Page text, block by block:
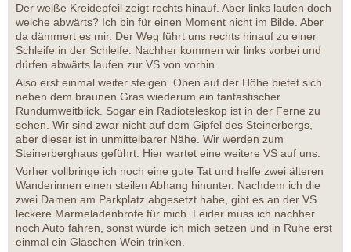
Der weiße Kreidepfeil zeigt rechts hinauf. Aber links laufen doch
welche abwärts? Ich bin für einen Moment nicht im Bilde. Aber
da dämmert es mir. Der Weg führt uns rechts hinauf zu einer
Schleife in der Schleife. Nachher kommen wir links vorbei und
dürfen abwärts laufen zur VS von vorhin.
Also erst einmal weiter steigen. Oben auf der Höhe bietet sich
neben dem braunen Gras wiederum ein fantastischer
Rundumweitblick. Sogar ein Radioteleskop ist in der Ferne zu
sehen. Wir sind zwar nicht auf dem Gipfel des Steinerbergs,
aber dieser ist in unmittelbarer Nähe. Wir werden zum
Steinerberghaus geführt. Hier wartet eine weitere VS auf uns.
Vorher vollbringe ich noch eine gute Tat und helfe zwei älteren
Wanderinnen einen steilen Abhang hinunter. Nachdem ich die
zwei Damen am Parkplatz abgesetzt habe, gibt es an der VS
leckere Marmeladenbrote für mich. Leider muss ich nachher
noch Auto fahren, sonst würde ich mich setzen und in Ruhe erst
einmal ein Gläschen Wein trinken.